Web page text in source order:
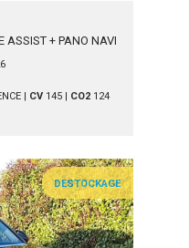
ASSIST + PANO NAVI
| CV 145| CO2 124
DESTOCKAGE